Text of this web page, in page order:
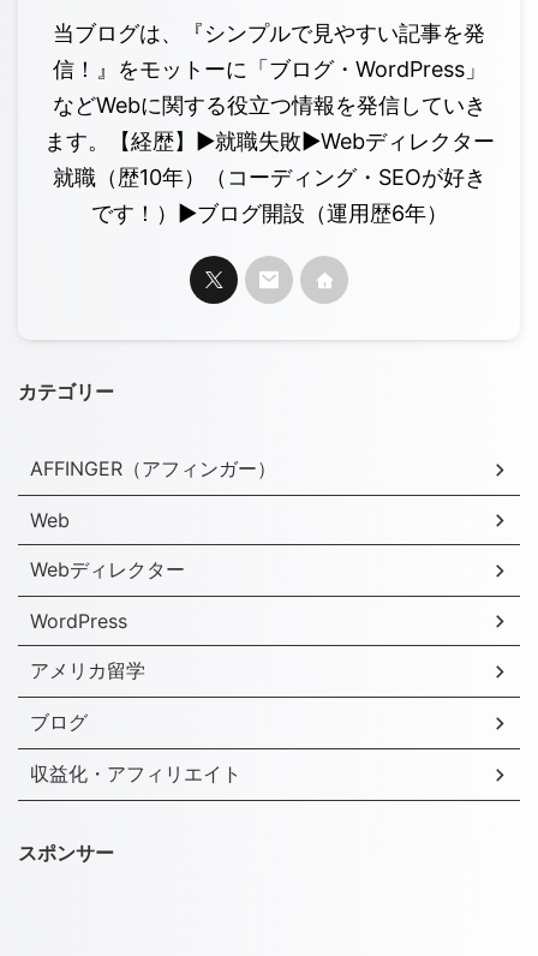
当ブログは、『シンプルで見やすい記事を発
信！』をモットーに「ブログ・WordPress」
などWebに関する役立つ情報を発信していき
ます。【経歴】▶︎就職失敗▶︎Webディレクター
就職（歴10年）（コーディング・SEOが好き
です！）▶︎ブログ開設（運用歴6年）
カテゴリー
AFFINGER（アフィンガー）
Web
Webディレクター
WordPress
アメリカ留学
ブログ
収益化・アフィリエイト
スポンサー